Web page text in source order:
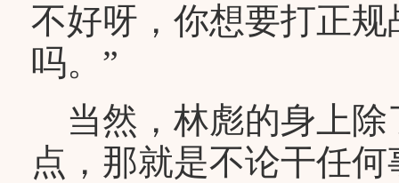
不好呀，你想要打正
吗。”
当然，林彪的身上除
点，那就是不论干任